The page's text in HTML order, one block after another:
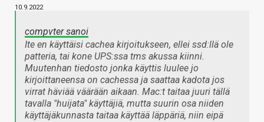
10.9.2022
compvter sanoi
Ite en käyttäisi cachea kirjoitukseen, ellei ssd:llä ole
patteria, tai kone UPS:ssa tms akussa kiinni.
Muutenhan tiedosto jonka käyttis luulee jo
kirjoittaneensa on cachessa ja saattaa kadota jos
virrat häviää väärään aikaan. Mac:t taitaa juuri tällä
tavalla "huijata" käyttäjiä, mutta suurin osa niiden
käyttäjäkunnasta taitaa käyttää läppäriä, niin eipä